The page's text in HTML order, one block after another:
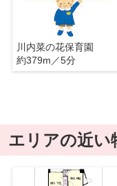
川内菜の花保育園
約379m／5分
エリアの近い